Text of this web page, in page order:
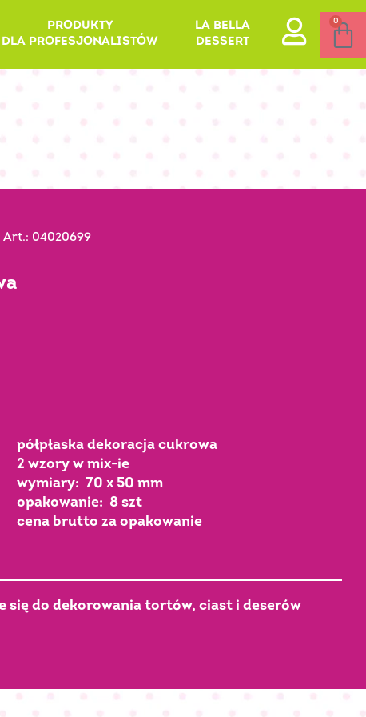
PRODUKTY
DLA PROFESJONALISTÓW
LA BELLA
DESSERT
0
Art.: 04020699
półpłaska dekoracja cukrowa
2 wzory w mix-ie
wymiary: 70 x 50 mm
opakowanie: 8 szt
cena brutto za opakowanie
się do dekorowania tortów, ciast i deserów